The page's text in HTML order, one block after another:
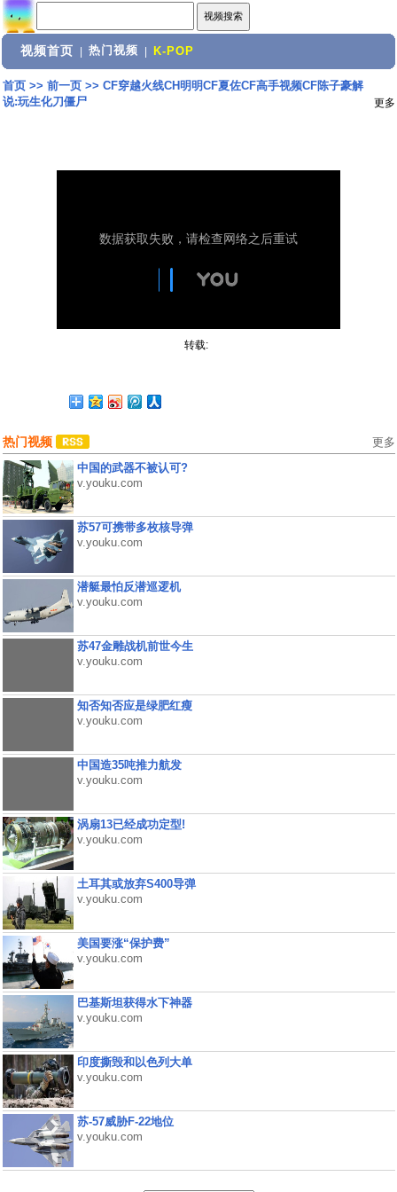
视频首页 热门视频 K-POP
首页>> 前一页>> CF穿越火线CH明明CF夏佐CF高手视频CF陈子豪解
说:玩生化刀僵尸
更多
转载:
热门视频 更多
中国的武器不被认可?
v.youku.com
苏57可携带多枚核导弹
v.youku.com
潜艇最怕反潜巡逻机
v.youku.com
苏47金雕战机前世今生
v.youku.com
知否知否应是绿肥红瘦
v.youku.com
中国造35吨推力航发
v.youku.com
涡扇13已经成功定型!
v.youku.com
土耳其或放弃S400导弹
v.youku.com
美国要涨“保护费”
v.youku.com
巴基斯坦获得水下神器
v.youku.com
印度撕毁和以色列大单
v.youku.com
苏-57威胁F-22地位
v.youku.com